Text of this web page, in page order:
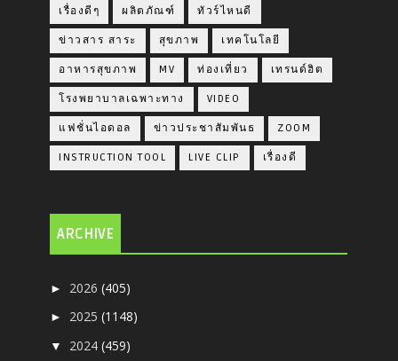
เรื่องดีๆ ผลิตภัณฑ์ ทัวร์ไหนดี
ข่าวสาร สาระ สุขภาพ เทคโนโลยี
อาหารสุขภาพ MV ท่องเที่ยว เทรนด์ฮิต
โรงพยาบาลเฉพาะทาง VIDEO
แฟชั่นไอดอล ข่าวประชาสัมพันธ ZOOM
INSTRUCTION TOOL LIVE CLIP เรื่องดี
ARCHIVE
► 2026(405)
► 2025(1148)
▼ 2024(459)